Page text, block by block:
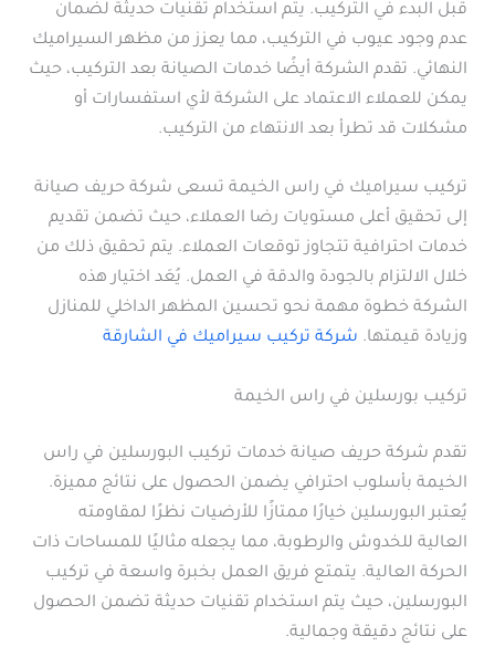
قبل البدء في التركيب. يتم استخدام تقنيات حديثة لضمان
عدم وجود عيوب في التركيب، مما يعزز من مظهر السيراميك
النهائي. تقدم الشركة أيضًا خدمات الصيانة بعد التركيب، حيث
يمكن للعملاء الاعتماد على الشركة لأي استفسارات أو
مشكلات قد تطرأ بعد الانتهاء من التركيب.
تركيب سيراميك في راس الخيمة تسعى شركة حريف صيانة
إلى تحقيق أعلى مستويات رضا العملاء، حيث تضمن تقديم
خدمات احترافية تتجاوز توقعات العملاء. يتم تحقيق ذلك من
خلال الالتزام بالجودة والدقة في العمل. يُعَد اختيار هذه
الشركة خطوة مهمة نحو تحسين المظهر الداخلي للمنازل
وزيادة قيمتها. شركة تركيب سيراميك في الشارقة
تركيب بورسلين في راس الخيمة
تقدم شركة حريف صيانة خدمات تركيب البورسلين في راس
الخيمة بأسلوب احترافي يضمن الحصول على نتائج مميزة.
يُعتبر البورسلين خيارًا ممتازًا للأرضيات نظرًا لمقاومته
العالية للخدوش والرطوبة، مما يجعله مثاليًا للمساحات ذات
الحركة العالية. يتمتع فريق العمل بخبرة واسعة في تركيب
البورسلين، حيث يتم استخدام تقنيات حديثة تضمن الحصول
على نتائج دقيقة وجمالية.